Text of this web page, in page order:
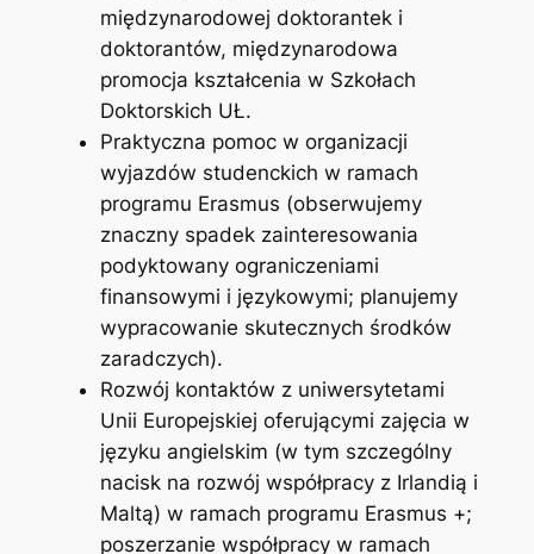
międzynarodowej doktorantek i
doktorantów, międzynarodowa
promocja kształcenia w Szkołach
Doktorskich UŁ.
Praktyczna pomoc w organizacji
wyjazdów studenckich w ramach
programu Erasmus (obserwujemy
znaczny spadek zainteresowania
podyktowany ograniczeniami
finansowymi i językowymi; planujemy
wypracowanie skutecznych środków
zaradczych).
Rozwój kontaktów z uniwersytetami
Unii Europejskiej oferującymi zajęcia w
języku angielskim (w tym szczególny
nacisk na rozwój współpracy z Irlandią i
Maltą) w ramach programu Erasmus +;
poszerzanie współpracy w ramach